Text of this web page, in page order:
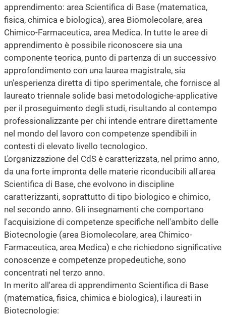
apprendimento: area Scientifica di Base (matematica,
fisica, chimica e biologica), area Biomolecolare, area
Chimico-Farmaceutica, area Medica. In tutte le aree di
apprendimento è possibile riconoscere sia una
componente teorica, punto di partenza di un successivo
approfondimento con una laurea magistrale, sia
un'esperienza diretta di tipo sperimentale, che fornisce al
laureato triennale solide basi metodologiche-applicative
per il proseguimento degli studi, risultando al contempo
professionalizzante per chi intende entrare direttamente
nel mondo del lavoro con competenze spendibili in
contesti di elevato livello tecnologico.
L'organizzazione del CdS è caratterizzata, nel primo anno,
da una forte impronta delle materie riconducibili all'area
Scientifica di Base, che evolvono in discipline
caratterizzanti, soprattutto di tipo biologico e chimico,
nel secondo anno. Gli insegnamenti che comportano
l'acquisizione di competenze specifiche nell'ambito delle
Biotecnologie (area Biomolecolare, area Chimico-
Farmaceutica, area Medica) e che richiedono significative
conoscenze e competenze propedeutiche, sono
concentrati nel terzo anno.
In merito all'area di apprendimento Scientifica di Base
(matematica, fisica, chimica e biologica), i laureati in
Biotecnologie: